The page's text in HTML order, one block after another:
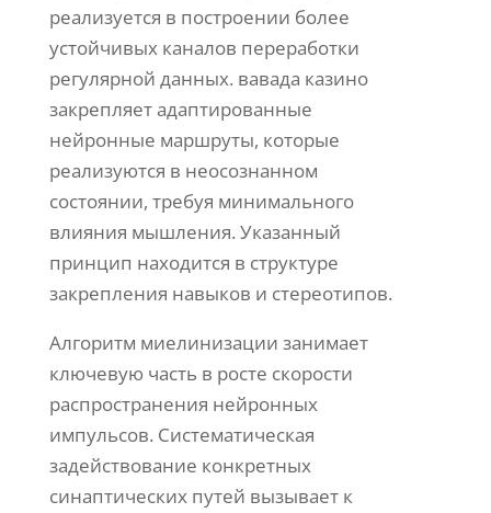
реализуется в построении более
устойчивых каналов переработки
регулярной данных. вавада казино
закрепляет адаптированные
нейронные маршруты, которые
реализуются в неосознанном
состоянии, требуя минимального
влияния мышления. Указанный
принцип находится в структуре
закрепления навыков и стереотипов.
Алгоритм миелинизации занимает
ключевую часть в росте скорости
распространения нейронных
импульсов. Систематическая
задействование конкретных
синаптических путей вызывает к